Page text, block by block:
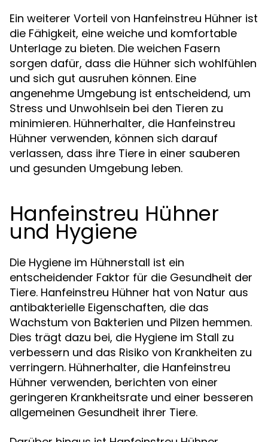
Ein weiterer Vorteil von Hanfeinstreu Hühner ist
die Fähigkeit, eine weiche und komfortable
Unterlage zu bieten. Die weichen Fasern
sorgen dafür, dass die Hühner sich wohlfühlen
und sich gut ausruhen können. Eine
angenehme Umgebung ist entscheidend, um
Stress und Unwohlsein bei den Tieren zu
minimieren. Hühnerhalter, die Hanfeinstreu
Hühner verwenden, können sich darauf
verlassen, dass ihre Tiere in einer sauberen
und gesunden Umgebung leben.
Hanfeinstreu Hühner
und Hygiene
Die Hygiene im Hühnerstall ist ein
entscheidender Faktor für die Gesundheit der
Tiere. Hanfeinstreu Hühner hat von Natur aus
antibakterielle Eigenschaften, die das
Wachstum von Bakterien und Pilzen hemmen.
Dies trägt dazu bei, die Hygiene im Stall zu
verbessern und das Risiko von Krankheiten zu
verringern. Hühnerhalter, die Hanfeinstreu
Hühner verwenden, berichten von einer
geringeren Krankheitsrate und einer besseren
allgemeinen Gesundheit ihrer Tiere.